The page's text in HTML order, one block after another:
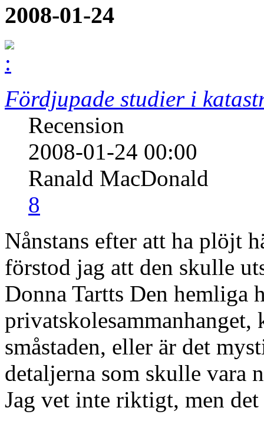
2008-01-24
Fördjupade studier i
Recension
2008-01-24 00:00
Ranald MacDonald
8
Nånstans efter att ha plöjt
förstod jag att den skulle
Donna Tartts Den hemliga
privatskolesammanhanget,
småstaden, eller är det
detaljerna som skulle vara
Jag vet inte riktigt, men